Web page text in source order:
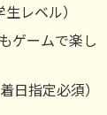
レベル）
ゲームで楽し
日指定必須）